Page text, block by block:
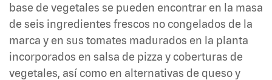
base de vegetales se pueden encontrar en la masa
de seis ingredientes frescos no congelados de la
marca y en sus tomates madurados en la planta
incorporados en salsa de pizza y coberturas de
vegetales, así como en alternativas de queso y